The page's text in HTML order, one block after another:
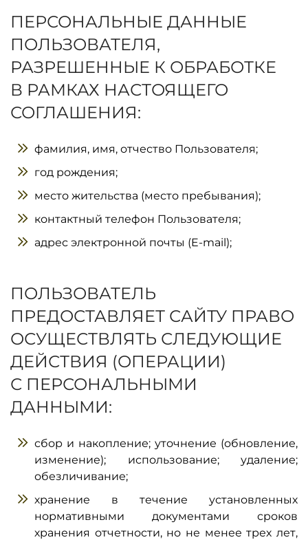
ПЕРСОНАЛЬНЫЕ ДАННЫЕ
ПОЛЬЗОВАТЕЛЯ,
РАЗРЕШЕННЫЕ К ОБРАБОТКЕ
В РАМКАХ НАСТОЯЩЕГО
СОГЛАШЕНИЯ:
фамилия, имя, отчество Пользователя;
год рождения;
место жительства (место пребывания);
контактный телефон Пользователя;
адрес электронной почты (E-mail);
ПОЛЬЗОВАТЕЛЬ
ПРЕДОСТАВЛЯЕТ САЙТУ ПРАВО
ОСУЩЕСТВЛЯТЬ СЛЕДУЮЩИЕ
ДЕЙСТВИЯ (ОПЕРАЦИИ)
С ПЕРСОНАЛЬНЫМИ
ДАННЫМИ:
сбор и накопление; уточнение (обновление,
изменение); использование; удаление;
обезличивание;
хранение в течение установленных
нормативными документами сроков
хранения отчетности, но не менее трех лет,